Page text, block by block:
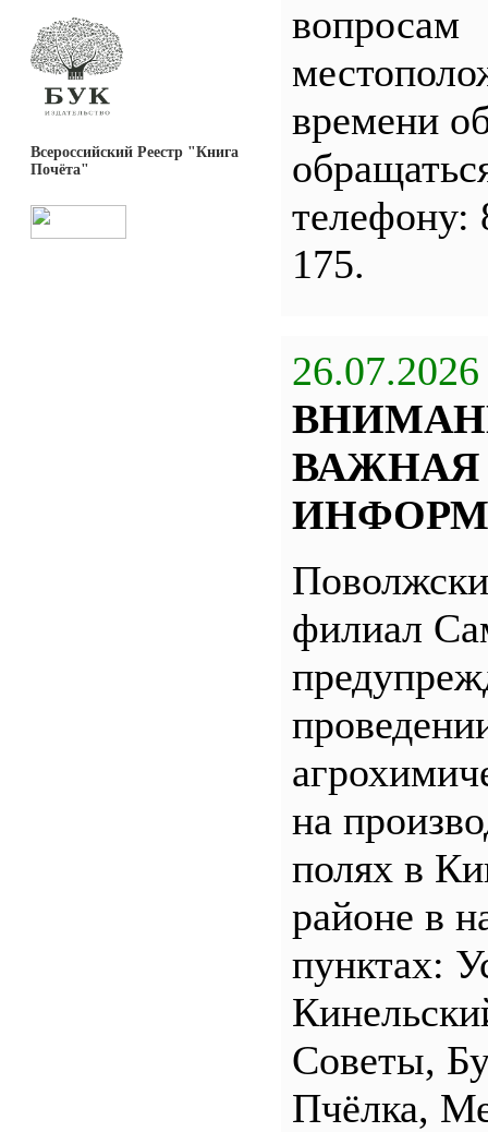
Всероссийский Реестр "Книга
Почёта"
вопросам
времени
телефону:
175.
26.07.2026
ВАЖНАЯ
филиал
на
полях в
районе в
пунктах:
Советы,
Пчёлка,